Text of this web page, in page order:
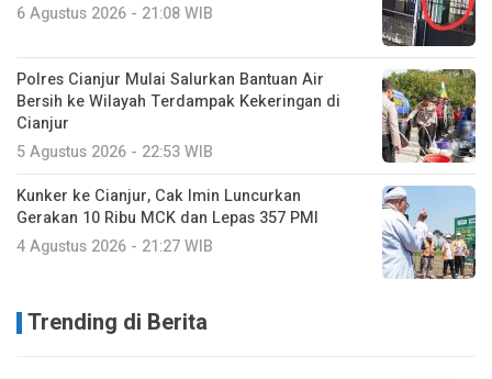
6 Agustus 2026 - 21:08 WIB
Polres Cianjur Mulai Salurkan Bantuan Air
Bersih ke Wilayah Terdampak Kekeringan di
Cianjur
5 Agustus 2026 - 22:53 WIB
Kunker ke Cianjur, Cak Imin Luncurkan
Gerakan 10 Ribu MCK dan Lepas 357 PMI
4 Agustus 2026 - 21:27 WIB
Trending di Berita